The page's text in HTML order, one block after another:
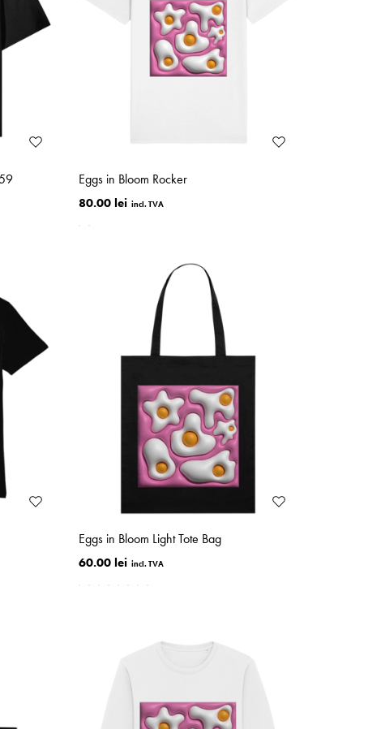
Eggs in Bloom Rocker
80.00 lei
Eggs in Bloom Light Tote Bag
60.00 lei